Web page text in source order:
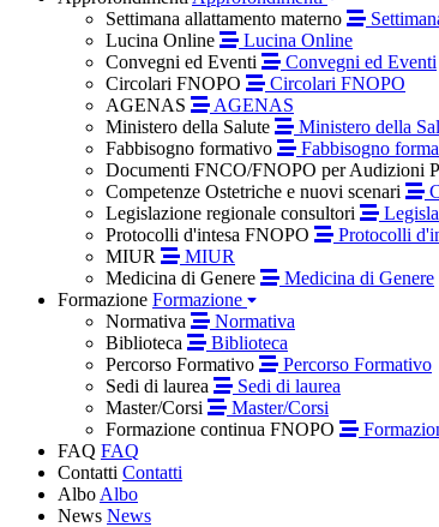
Settimana allattamento materno
Lucina Online
Lucina Online
Convegni ed Eventi
Convegni ed Eventi
Circolari FNOPO
Circolari FNOPO
AGENAS
AGENAS
Ministero della Salute
Ministero della
Fabbisogno formativo
Fabbisogno
Documenti FNCO/FNOPO per Audizioni
Competenze Ostetriche e nuovi scenari
Legislazione regionale consultori
Protocolli d'intesa FNOPO
Protocolli
MIUR
MIUR
Medicina di Genere
Medicina di Genere
Formazione Formazione
Normativa
Normativa
Biblioteca
Biblioteca
Percorso Formativo
Percorso Formativo
Sedi di laurea
Sedi di laurea
Master/Corsi
Master/Corsi
Formazione continua FNOPO
FAQ FAQ
Contatti Contatti
Albo Albo
News News